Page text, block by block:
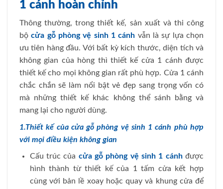
1 cánh hoàn chỉnh
Thông thường, trong thiết kế, sản xuất và thi công
bộcửa gỗ phòng vệ sinh 1 cánh vẫn là sự lựa chọn
ưu tiên hàng đầu. Với bất kỳ kích thước, diện tích và
không gian của hòng thì thiết kế cửa 1 cánh được
thiết kế cho mọi không gian rất phù hợp. Cửa 1 cánh
chắc chắn sẽ làm nổi bật vẻ đẹp sang trọng vốn có
mà những thiết kế khác không thể sánh bằng và
mang lại cho người dùng.
1.Thiết kế của cửa gỗ phòng vệ sinh 1 cánh phù hợp
với mọi điều kiện không gian
Cấu trúc của cửa gỗ phòng vệ sinh 1 cánh được
hình thành từ thiết kế của 1 tấm cửa kết hợp
cùng với bản lề xoay hoặc quay và khung cửa để